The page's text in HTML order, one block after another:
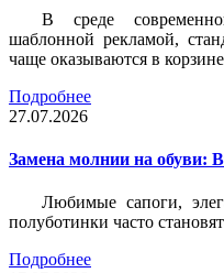
В среде
шаблонной рекламой,
чаще оказываются в корзине
Подробнее
27.07.2026
Замена молнии на обуви:
Любимые сапоги,
полуботинки часто
Подробнее